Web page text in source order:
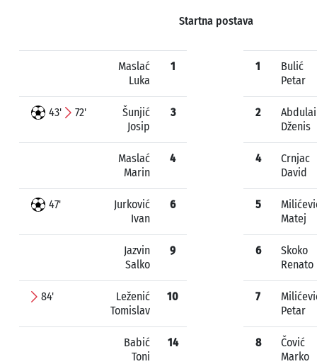
Startna postava
Maslać
Luka
1
43' 72'
Šunjić
Josip
3
Maslać
Marin
4
47'
Jurković
Ivan
6
Jazvin
Salko
9
84'
Leženić
Tomislav
10
Babić
Toni
14
1
Bulić
Petar
2
Abdulai
Dženis
4
Crnjac
David
5
Matej
6
Skoko
Renato
7
Petar
8
Čović
Marko